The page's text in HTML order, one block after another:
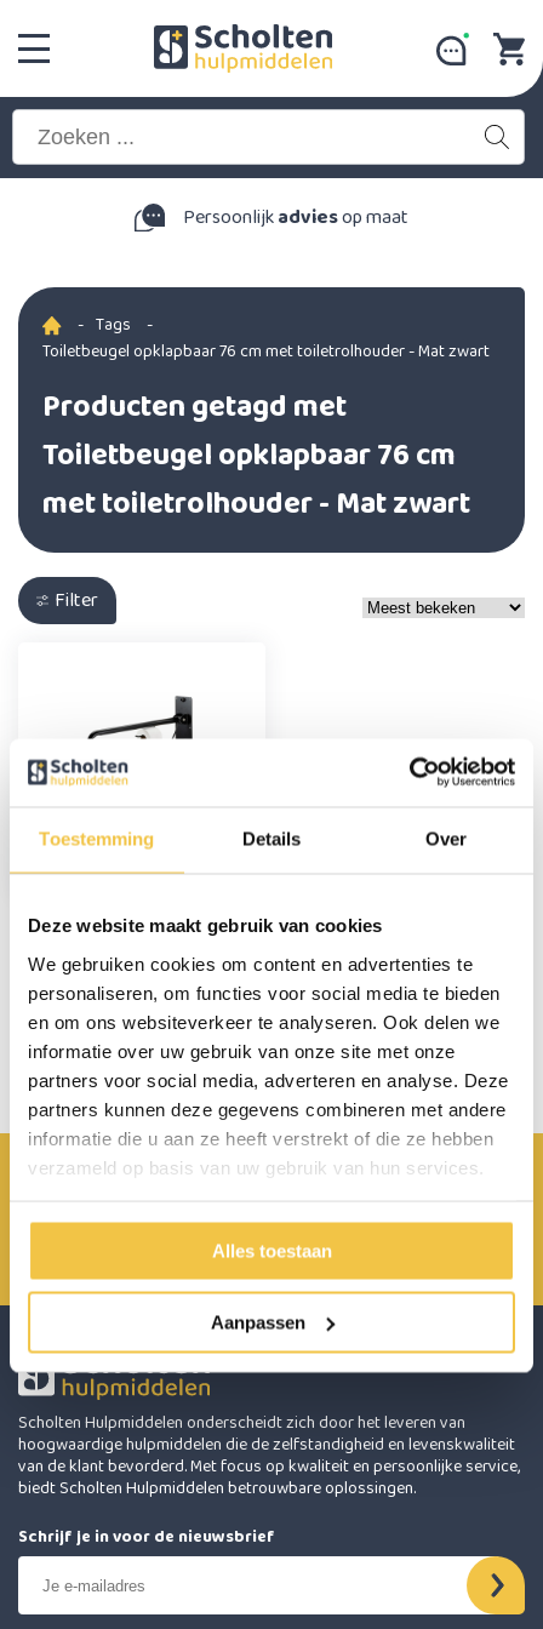
Toestemming Details Over
Deze website maakt gebruik van cookies
We gebruiken cookies om content en advertenties te
personaliseren, om functies voor social media te bieden
en om ons websiteverkeer te analyseren. Ook delen we
informatie over uw gebruik van onze site met onze
partners voor social media, adverteren en analyse. Deze
partners kunnen deze gegevens combineren met andere
informatie die u aan ze heeft verstrekt of die ze hebben
verzameld op basis van uw gebruik van hun services.
Alles toestaan
Aanpassen
Persoonlijkadviesop maat
- Tags
-
Toiletbeugel opklapbaar 76 cm met toiletrolhouder - Mat zwart
Producten getagd met
Toiletbeugel opklapbaar 76 cm
met toiletrolhouder - Mat zwart
Filter
opklapbaar 76 cm met
toiletrolhouder - Mat
zwart
58,95
Persoonlijk advies
Start chat
info@scholten-hulpmiddelen.nl
0485 800 814
Achterbroek 15 6596 MP Milsbeek
Scholten Hulpmiddelen onderscheidt zich door het leveren van
hoogwaardige hulpmiddelen die de zelfstandigheid en levenskwaliteit
van de klant bevorderd. Met focus op kwaliteit en persoonlijke service,
biedt Scholten Hulpmiddelen betrouwbare oplossingen.
Schrijf je in voor de nieuwsbrief